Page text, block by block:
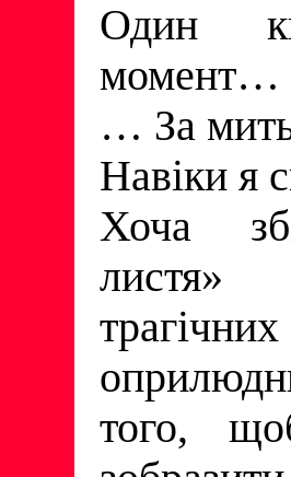
Один
момент…
… За
Навіки я
Хоча
листя»
того,